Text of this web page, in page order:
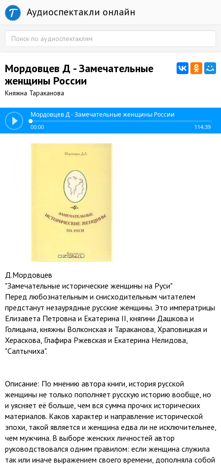
Аудиоспектакли онлайн
Мордовцев Д - Замечательные
женщины России
Княжна Тараканова
Мордовцев Д - Замечательные женщины России
00:00 114:39
Д.Мордовцев
"Замечательные исторические женщины на Руси"
Перед любознательным и снисходительным читателем
предстанут незаурядные русские женщины. Это императрицы
Елизавета Петровна и Екатерина II, княгини Дашкова и
Голицына, княжны Волконская и Тараканова, Храповицкая и
Хераскова, Глафира Ржевская и Екатерина Нелидова,
"Салтычиха".
Описание: По мнению автора книги, история русской
женщины не только пополняет русскую историю вообще, но
и уясняет её больше, чем вся сумма прочих исторических
материалов. Каков характер и направление исторической
эпохи, такой является и женщина едва ли не исключительнее,
чем мужчина. В выборе женских личностей автор
руководствовался одним правилом: если женщина служила
так или иначе выражением своего времени, дополняла собой